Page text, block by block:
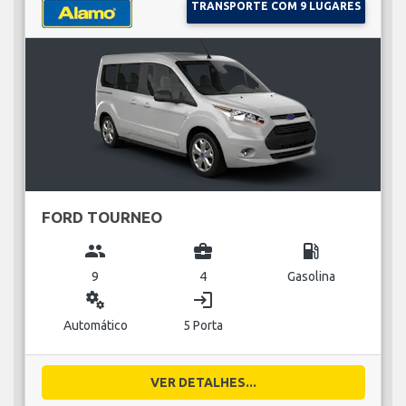
TRANSPORTE COM 9 LUGARES
FORD TOURNEO
group
9
business_center
4
local_gas_station
Gasolina
miscellaneous_services
Automático
login
5 Porta
VER DETALHES...